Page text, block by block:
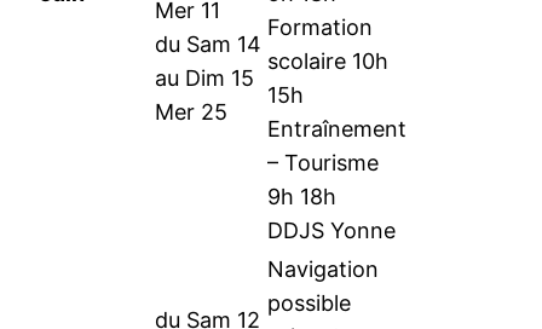
Mer 11
du Sam 14
au Dim 15
Mer 25
Formation
scolaire 10h
15h
Entraînement
– Tourisme
9h 18h
DDJS Yonne
du Sam 12
Navigation
possible